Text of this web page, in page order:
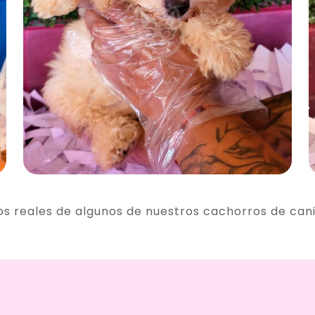
reales de algunos de nuestros cachorros de